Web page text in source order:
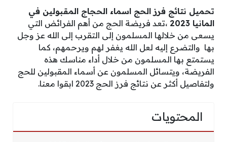
تحميل نتائج فرز الحج اسماء الحجاج المقبولين في
المانيا 2023
،تعد فريضة الحج من أهم الفرائض التي
يسعى من خلالها المسلمون إلى التقرب إلى الله عز وجل
بها والتضرع إليه لعل الله يغفر لهم ويرحمهم، كما
يستمتع بها المسلمون من خلال أداء مناسك هذه
الفريضة، ويتسائل المسلمون عن أسماء المقبولين للحج
ولتفاصيل أكثر عن نتائج فرز الحج 2023 ابقوا معنا.
المحتويات